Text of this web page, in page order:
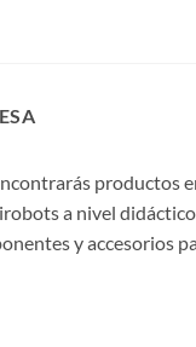
productos
a nivel
y accesorios